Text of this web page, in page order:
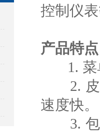
控制仪
产品特点
1. 菜单
2. 皮
速度快。
3. 包